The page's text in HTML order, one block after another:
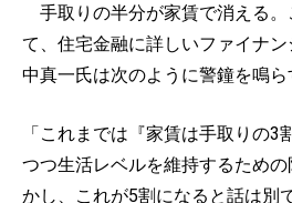
手取りの半分が家賃で消える。
て、住宅金融に詳しいファイナ
中真一氏は次のように警鐘を鳴ら
「これまでは『家賃は手取りの3
つつ生活レベルを維持するため
かし、これが5割になると話は別